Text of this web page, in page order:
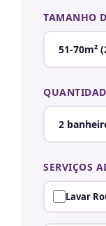
TAMANHO
SERVIÇOS
Lavar